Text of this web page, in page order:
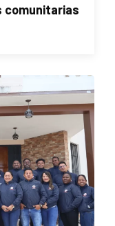
comunitarias